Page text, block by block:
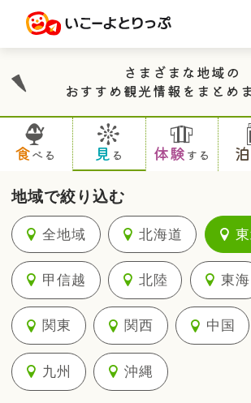
さまざまな地域の
おすすめ観光情報をまとめ
食べる 見 る 体験する 泊
地域で絞り込む
全地域 北海道
甲信越 北陸 東海
関東 関西 中国
九州 沖縄